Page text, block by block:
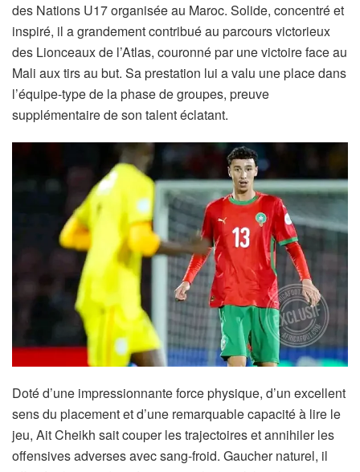
des Nations U17 organisée au Maroc. Solide, concentré et
inspiré, il a grandement contribué au parcours victorieux
des Lionceaux de l’Atlas, couronné par une victoire face au
Mali aux tirs au but. Sa prestation lui a valu une place dans
l’équipe-type de la phase de groupes, preuve
supplémentaire de son talent éclatant.
Doté d’une impressionnante force physique, d’un excellent
sens du placement et d’une remarquable capacité à lire le
jeu, Ait Cheikh sait couper les trajectoires et annihiler les
offensives adverses avec sang-froid. Gaucher naturel, il